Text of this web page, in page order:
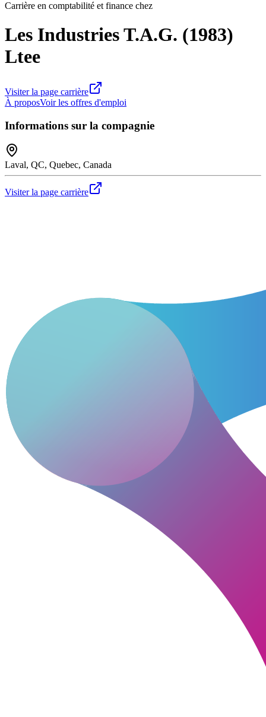
Carrière en comptabilité et finance chez
Les Industries T.A.G. (1983)
Ltee
Visiter la page carrière
À proposVoir les offres d'emploi
Informations sur la compagnie
Laval, QC, Quebec, Canada
Visiter la page carrière